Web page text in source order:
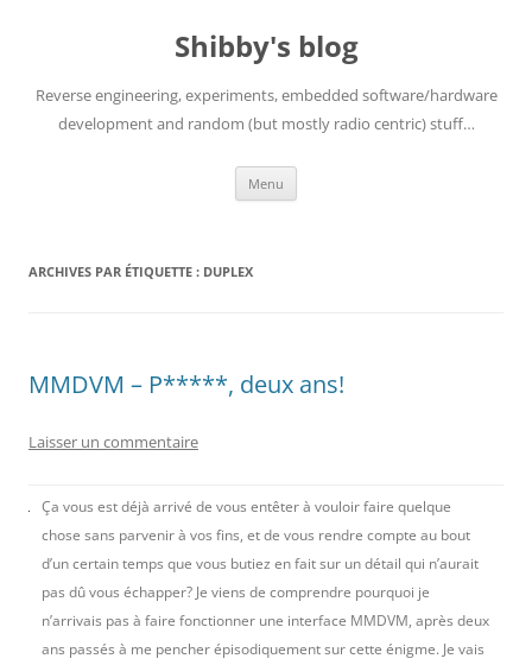
Shibby's blog
Reverse engineering, experiments, embedded software/hardware
development and random (but mostly radio centric) stuff…
Menu
ARCHIVES PAR ÉTIQUETTE : DUPLEX
MMDVM – P*****, deux ans!
Laisser un commentaire
Ça vous est déjà arrivé de vous entêter à vouloir faire quelque
chose sans parvenir à vos fins, et de vous rendre compte au bout
d’un certain temps que vous butiez en fait sur un détail qui n’aurait
pas dû vous échapper? Je viens de comprendre pourquoi je
n’arrivais pas à faire fonctionner une interface MMDVM, après deux
ans passés à me pencher épisodiquement sur cette énigme. Je vais